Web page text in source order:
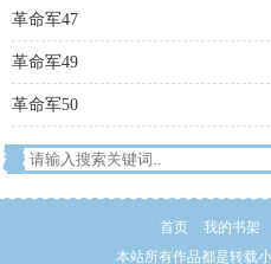
革命军47
革命军49
革命军50
首页 我的书架
本站所有作品都是转载